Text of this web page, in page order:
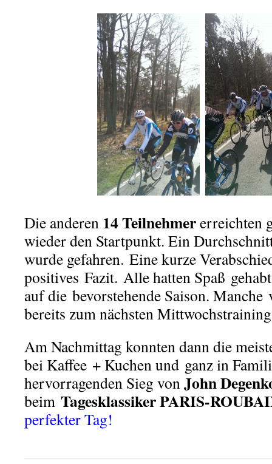
Die anderen 14 Teilnehmererreichten
wieder den Startpunkt. Ein
wurde gefahren. Eine kurze
positives Fazit. Alle hatten Spaß
auf die bevorstehende Saison. Manche
bereits zum nächsten
Am Nachmittag konnten dann die
bei Kaffee + Kuchen und ganz in
hervorragenden Sieg vonJohn
beim Tagesklassiker PARIS-
perfekter Tag!